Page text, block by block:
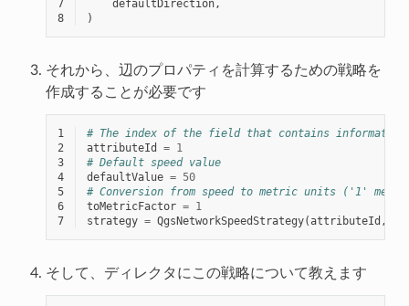
7 defaultDirection,
8
)
それから、辺のプロパティを計算するための戦略を
作成することが必要です
1
# The index of the field that contains information
2
attributeId = 1
3
# Default speed value
4
defaultValue = 50
5
# Conversion from speed to metric units ('1'
6
toMetricFactor = 1
7
strategy = QgsNetworkSpeedStrategy(attributeId ,
そして、ディレクタにこの戦略について教えます